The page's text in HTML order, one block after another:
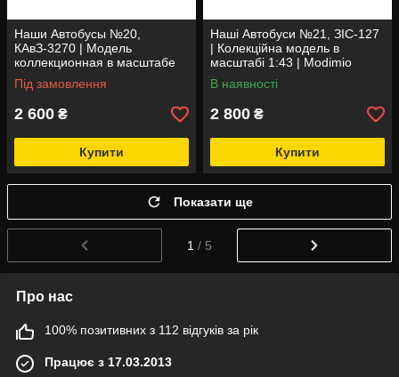
Наши Автобусы №20,
КАвЗ-3270 | Модель
коллекционная в масштабе
1:43 | Modimio
Під замовлення
2 600 ₴
Купити
Наші Автобуси №21, ЗІС-127
| Колекційна модель в
масштабі 1:43 | Modimio
В наявності
2 800 ₴
Купити
Показати ще
1 / 5
Про нас
100% позитивних з 112 відгуків за рік
Працює з 17.03.2013